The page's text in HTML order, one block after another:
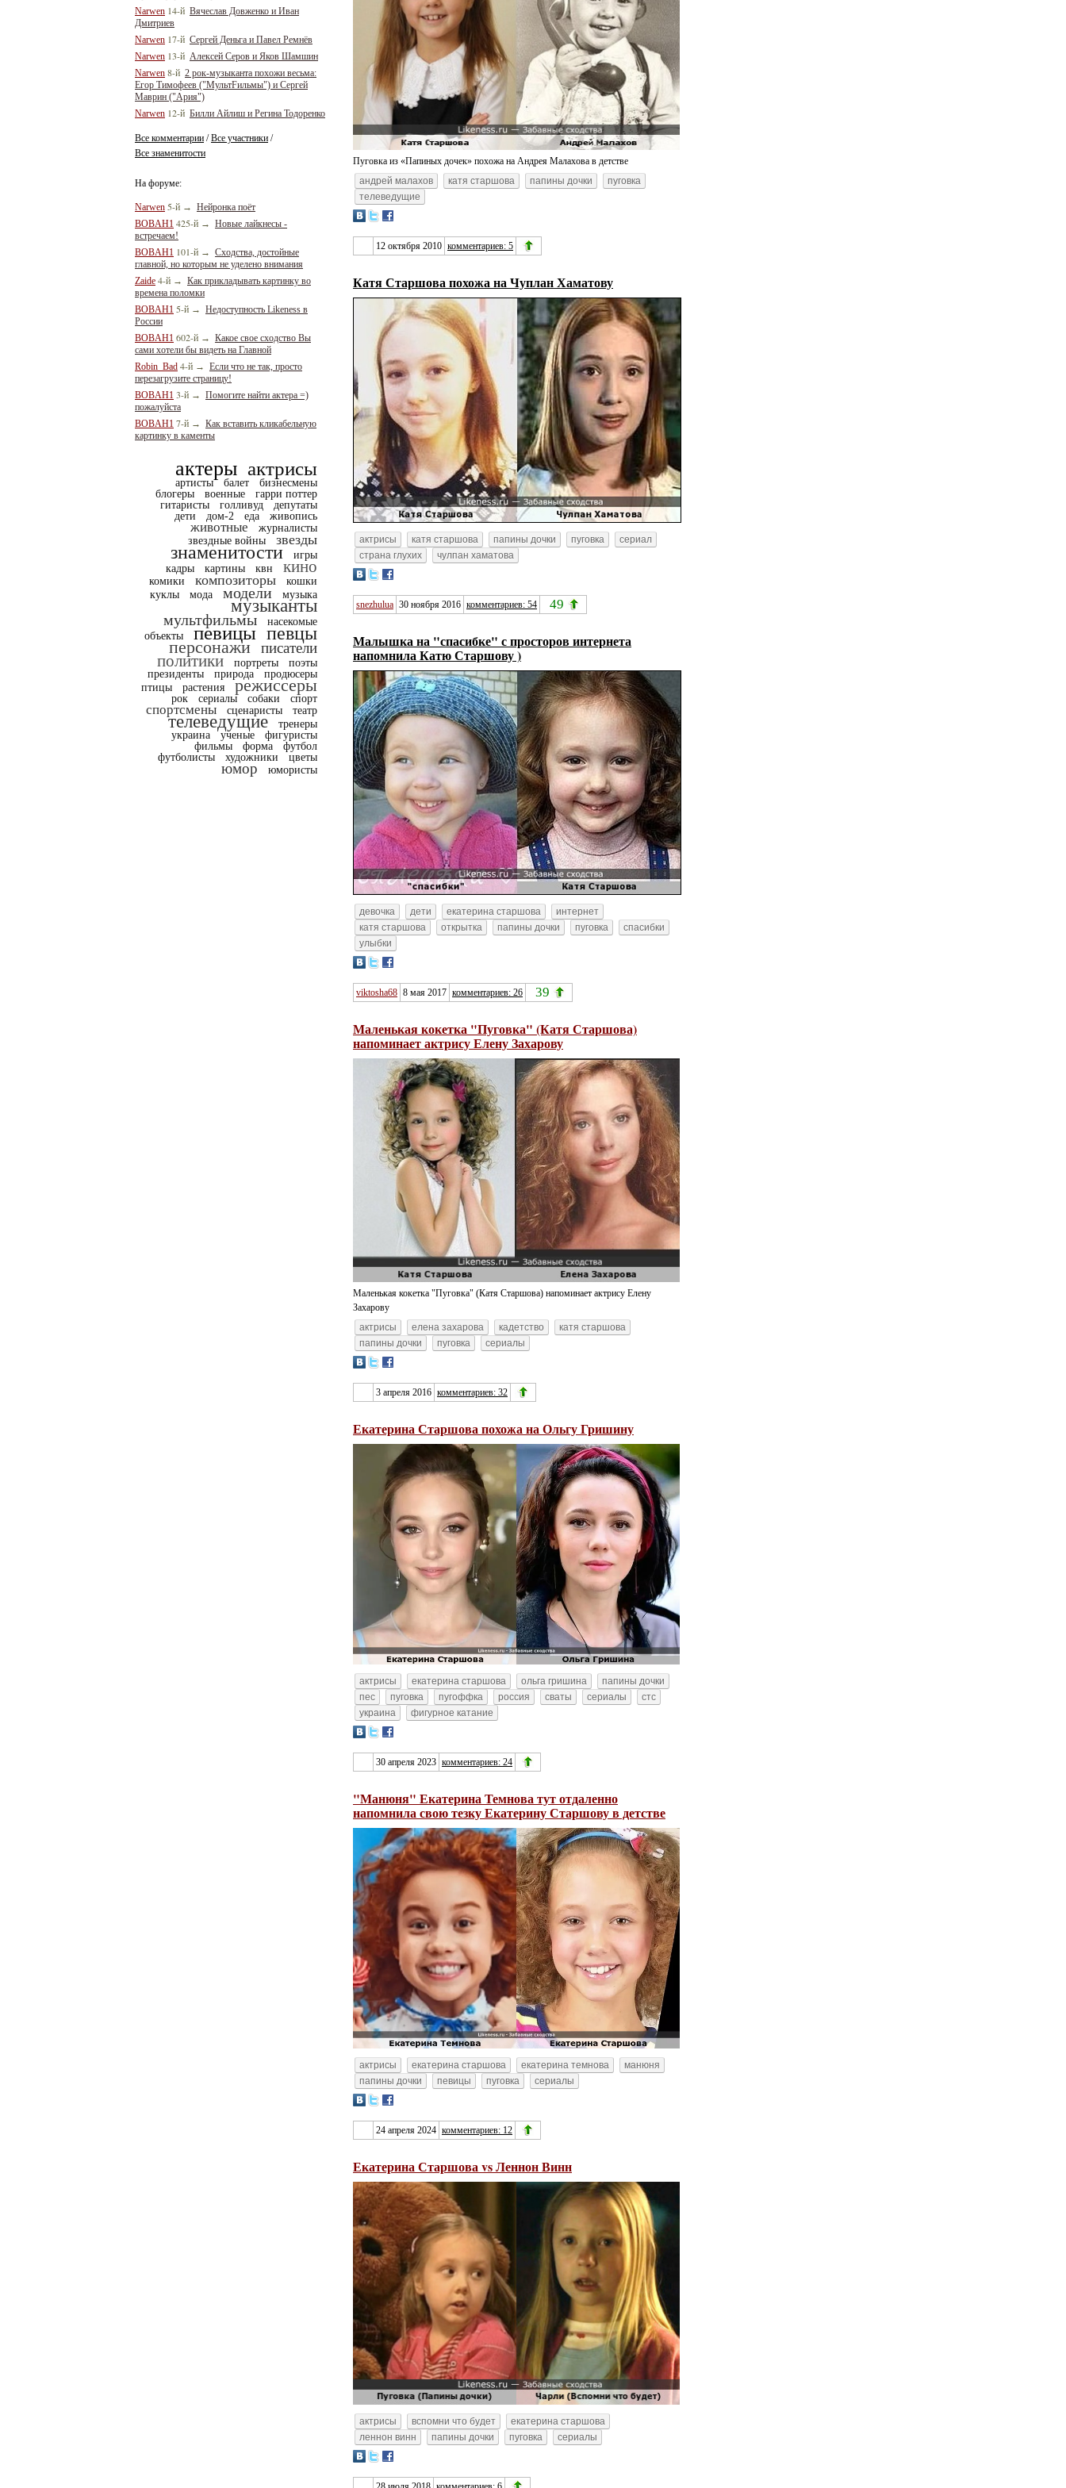
Narwen 14-й Вячеслав Довженко и Иван
Дмитриев
Narwen 17-й Сергей Деньга и Павел Ремнёв
Narwen 13-й Алексей Серов и Яков Шамшин
Narwen 8-й 2 рок-музыканта похожи весьма:
Егор Тимофеев ("МультFильмы") и Сергей
Маврин ("Ария")
Narwen 12-й Билли Айлиш и Регина Тодоренко
Все комментарии /Все участники /
Все знаменитости
На форуме:
Narwen 5-й → Нейронка поёт
BOBAH1 425-й → Новые лайкнесы -
встречаем!
BOBAH1 101-й → Сходства, достойные
главной, но которым не уделено внимания
Zaide 4-й → Как прикладывать картинку во
времена поломки
BOBAH1 5-й → Недоступность Likeness в
России
BOBAH1 602-й → Какое свое сходство Вы
сами хотели бы видеть на Главной
Robin_Bad 4-й → Если что не так, просто
перезагрузите страницу!
BOBAH1 3-й → Помогите найти актера =)
пожалуйста
BOBAH1 7-й → Как вставить кликабельную
картинку в каменты
актеры актрисы
артисты балет
бизнесмены
блогеры
военные
гарри поттер
гитаристы
голливуд
депутаты
дети
дом-2 еда живопись
животные
журналисты
звездные войны
звезды
знаменитости
игры
кадры
картины квн кино
комики композиторы
кошки
куклы
мода модели музыка
музыканты
мультфильмы
насекомые
объекты
певицы певцы
персонажи писатели
политики портреты
поэты
президенты
природа
продюсеры
птицы
растения режиссеры
рок сериалы собаки спорт
спортсмены сценаристы театр
телеведущие
тренеры
украина
ученые
фигуристы
фильмы
форма
футбол
футболисты
художники цветы
юмор юмористы
Пуговка из «Папиных дочек» похожа на Андрея Малахова в детстве
андрей малахов
катя старшова папины дочки
пуговка
телеведущие
12 октября 2010 комментариев: 5
Катя Старшова похожа на Чуплан Хаматову
актрисы катя старшова папины дочки пуговка
сериал
страна глухих
чулпан хаматова
snezhulua 30 ноября 2016 комментариев: 54 49
Малышка на "спасибке" с просторов интернета
напомнила Катю Старшову )
девочка дети екатерина старшова
интернет
катя старшова
открытка папины дочки пуговка
спасибки
улыбки
viktosha68 8 мая 2017 комментариев: 26 39
Маленькая кокетка "Пуговка" (Катя Старшова)
напоминает актрису Елену Захарову
Маленькая кокетка "Пуговка" (Катя Старшова) напоминает актрису Елену
Захарову
актрисы
елена захарова кадетство
катя старшова
папины дочки
пуговка сериалы
3 апреля 2016 комментариев: 32
Екатерина Старшова похожа на Ольгу Гришину
актрисы екатерина старшова ольга гришина
папины дочки
пес
пуговка пугоффка россия сваты сериалы
стс
украина
фигурное катание
30 апреля 2023 комментариев: 24
"Манюня" Екатерина Темнова тут отдаленно
напомнила свою тезку Екатерину Старшову в детстве
актрисы екатерина старшова екатерина темнова
манюня
папины дочки
певицы пуговка сериалы
24 апреля 2024 комментариев: 12
Екатерина Старшова vs Леннон Винн
актрисы вспомни что будет
екатерина старшова
леннон винн
папины дочки пуговка сериалы